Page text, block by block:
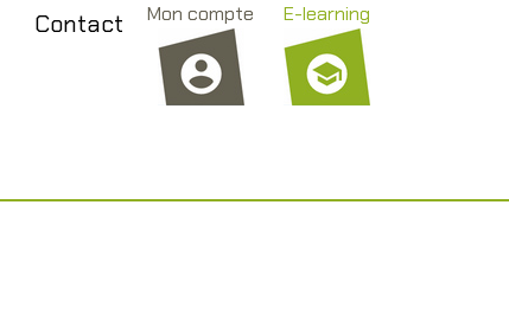
Contact Mon compte E-learning